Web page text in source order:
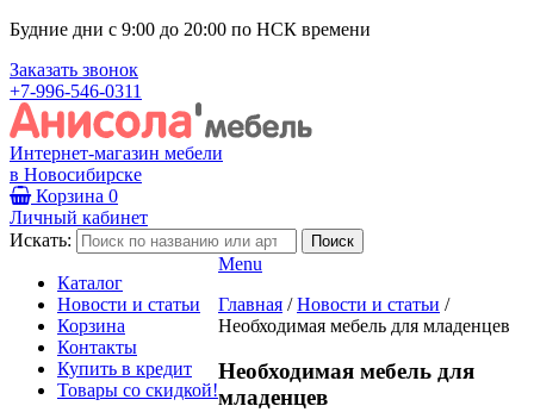
Будние дни с 9:00 до 20:00 по НСК времени
Заказать звонок
+7-996-546-0311
Интернет-магазин мебели
в Новосибирске
Корзина 0
Личный кабинет
Искать:
Каталог
Новости и статьи
Корзина
Контакты
Купить в кредит
Товары со скидкой!
Menu
Главная / Новости и статьи /
Необходимая мебель для младенцев
Необходимая мебель для
младенцев